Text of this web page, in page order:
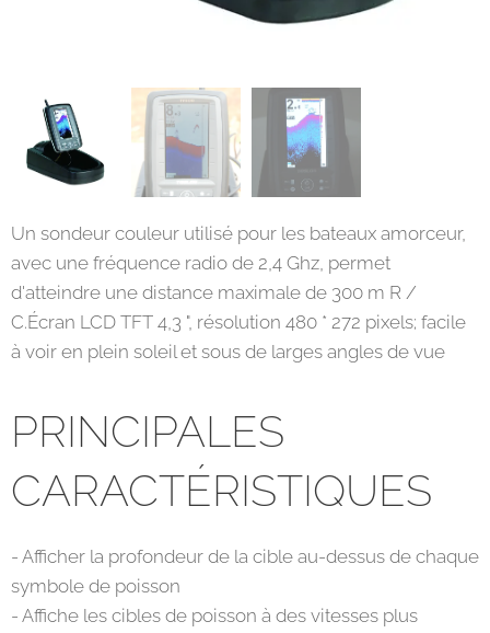
Un sondeur couleur utilisé pour les bateaux amorceur,
avec une fréquence radio de 2,4 Ghz, permet
d'atteindre une distance maximale de 300 m R /
C.Écran LCD TFT 4,3 ", résolution 480 * 272 pixels; facile
à voir en plein soleil et sous de larges angles de vue
PRINCIPALES
CARACTÉRISTIQUES
- Afficher la profondeur de la cible au-dessus de chaque
symbole de poisson
- Affiche les cibles de poisson à des vitesses plus